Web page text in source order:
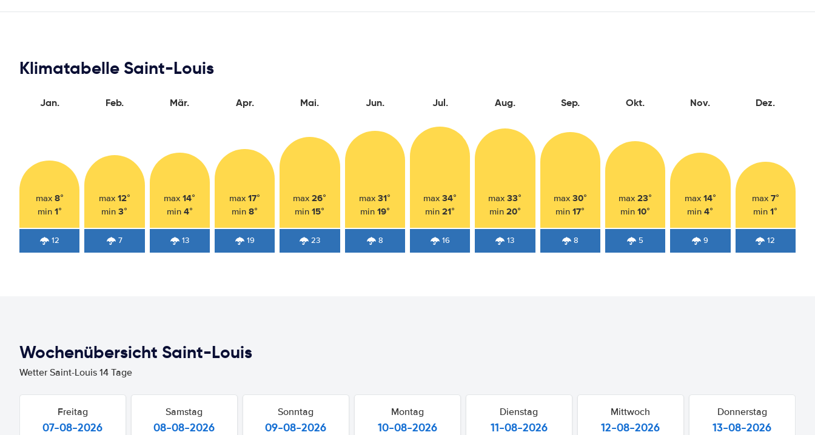
Klimatabelle Saint-Louis
Jan.
max 8°
min 1°
12
Feb.
max 12°
min3°
7
Mär.
max14°
min 4°
13
Apr.
max17°
min8°
19
Mai.
max26°
min15°
23
Jun.
max31°
min 19°
8
Jul.
max34°
min21°
16
Aug.
max33°
min 20°
13
Sep.
max 30°
min17°
8
Okt.
max23°
min10°
5
Nov.
max 14°
min4°
9
Dez.
max 7°
min1°
12
Wochenübersicht Saint-Louis
Wetter Saint-Louis 14 Tage
Freitag
07-08-2026
Samstag
08-08-2026
Sonntag
09-08-2026
Montag
10-08-2026
Dienstag
11-08-2026
Mittwoch
12-08-2026
Donnerstag
13-08-2026